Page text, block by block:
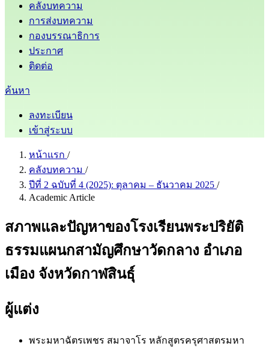
คลังบทความ
การส่งบทความ
กองบรรณาธิการ
ประกาศ
ติดต่อ
ค้นหา
ลงทะเบียน
เข้าสู่ระบบ
หน้าแรก /
คลังบทความ /
ปีที่ 2 ฉบับที่ 4 (2025): ตุลาคม – ธันวาคม 2025 /
Academic Article
สภาพและปัญหาของโรงเรียนพระปริยัติ
ธรรมแผนกสามัญศึกษาวัดกลาง อำเภอ
เมือง จังหวัดกาฬสินธุ์
ผู้แต่ง
พระมหาฉัตรเพชร สมาจาโร หลักสูตรครุศาสตรมหา